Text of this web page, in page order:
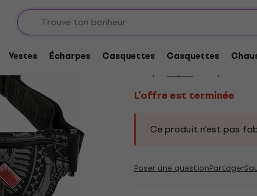
Vestes Écharpes Casquettes Casquettes
L'offre est terminée
AC/DC Wheels Rein
Marque: AC/DC Code produit:
L'offre est terminée
Ce produit n'est pas
Poser une questionPartager